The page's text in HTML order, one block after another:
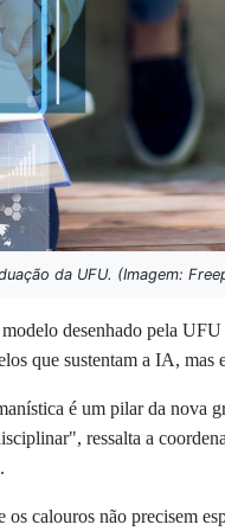
da UFU. (Imagem:
desenhado pela
que sustentam a IA, mas
é um pilar da nova
ressalta a
calouros não precisem